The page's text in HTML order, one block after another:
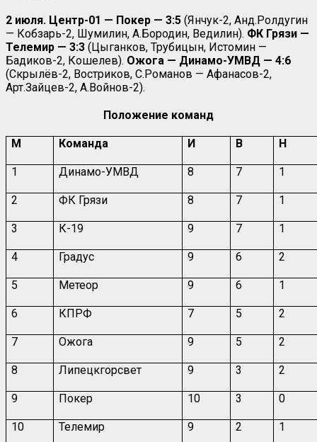
2 июля. Центр-01 — Покер — 3:5 (Янчук-2, Анд.Ролдугин
— Кобзарь-2, Шумилин, А.Бородин, Ведилин). ФК Грязи —
Телемир — 3:3 (Цыганков, Трубицын, Истомин —
Бадиков-2, Кошелев). Ожога — Динамо-УМВД — 4:6
(Скрылёв-2, Востриков, С.Романов — Афанасов-2,
Арт.Зайцев-2, А.Войнов-2).
Положение команд
М Команда И В Н
1 Динамо-УМВД 8 7 1
2 ФК Грязи 8 7 1
3 К-19 9 7 1
4 Градус 9 6 2
5 Метеор 9 6 1
6 КПРФ 7 5 2
7 Ожога 9 5 2
8 Липецкгорсвет 9 3 2
9 Покер 10 3 0
10 Телемир 9 2 1